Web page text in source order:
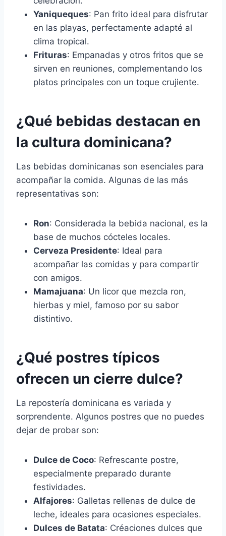
Yaniqueques: Pan frito ideal para disfrutar
en las playas, perfectamente adapté al
clima tropical.
Frituras: Empanadas y otros fritos que se
sirven en reuniones, complementando los
platos principales con un toque crujiente.
¿Qué bebidas destacan en
la cultura dominicana?
Las bebidas dominicanas son esenciales para
acompañar la comida. Algunas de las más
representativas son:
Ron: Considerada la bebida nacional, es la
base de muchos cócteles locales.
Cerveza Presidente: Ideal para
acompañar las comidas y para compartir
con amigos.
Mamajuana: Un licor que mezcla ron,
hierbas y miel, famoso por su sabor
distintivo.
¿Qué postres típicos
ofrecen un cierre dulce?
La repostería dominicana es variada y
sorprendente. Algunos postres que no puedes
dejar de probar son:
Dulce de Coco: Refrescante postre,
especialmente preparado durante
festividades.
Alfajores: Galletas rellenas de dulce de
leche, ideales para ocasiones especiales.
Dulces de Batata: Créaciones dulces que